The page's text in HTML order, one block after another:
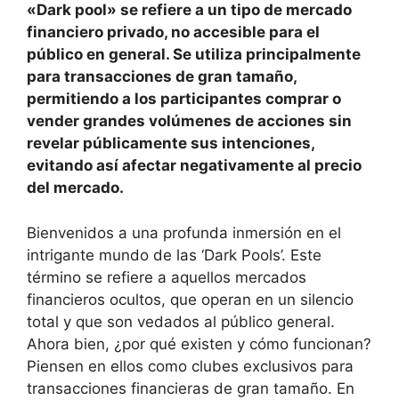
«Dark pool» se refiere a un tipo de mercado
financiero privado, no accesible para el
público en general. Se utiliza principalmente
para transacciones de gran tamaño,
permitiendo a los participantes comprar o
vender grandes volúmenes de acciones sin
revelar públicamente sus intenciones,
evitando así afectar negativamente al precio
del mercado.
Bienvenidos a una profunda inmersión en el
intrigante mundo de las ‘Dark Pools’. Este
término se refiere a aquellos mercados
financieros ocultos, que operan en un silencio
total y que son vedados al público general.
Ahora bien, ¿por qué existen y cómo funcionan?
Piensen en ellos como clubes exclusivos para
transacciones financieras de gran tamaño. En